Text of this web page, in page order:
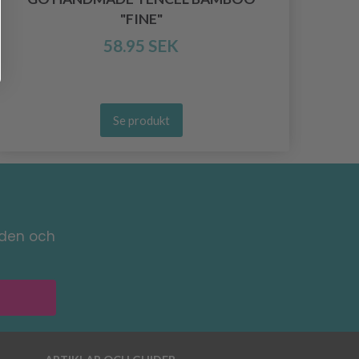
"FINE"
58.95 SEK
Se produkt
och